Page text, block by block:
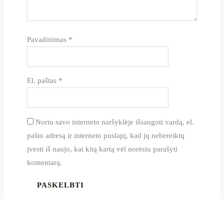
Pavadinimas *
El. paštas *
Noriu savo interneto naršyklėje išsaugoti vardą, el.
pašto adresą ir interneto puslapį, kad jų nebereiktų
įvesti iš naujo, kai kitą kartą vėl norėsiu parašyti
komentarą.